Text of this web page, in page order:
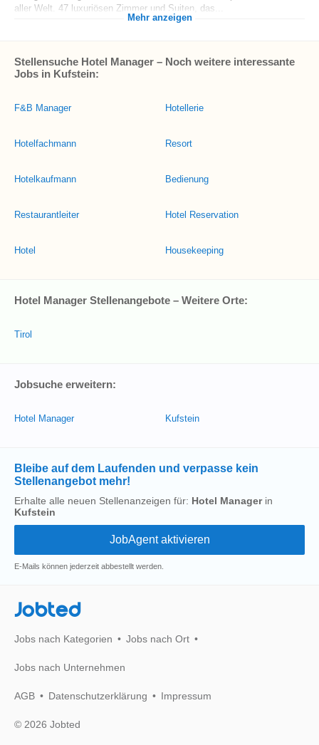
aller Welt. 47 luxuriösen Zimmer und Suiten, das...
Mehr anzeigen
Stellensuche Hotel Manager – Noch weitere interessante
Jobs in Kufstein:
F&B Manager
Hotelfachmann
Hotelkaufmann
Restaurantleiter
Hotel
Hotellerie
Resort
Bedienung
Hotel Reservation
Housekeeping
Hotel Manager Stellenangebote – Weitere Orte:
Tirol
Jobsuche erweitern:
Hotel Manager Kufstein
Bleibe auf dem Laufenden und verpasse kein
Stellenangebot mehr!
Erhalte alle neuen Stellenanzeigen für: Hotel Managerin
Kufstein
E-Mails können jederzeit abbestellt werden.
Jobted
Jobs nach Kategorien Jobs nach Ort
Jobs nach Unternehmen
AGB Datenschutzerklärung Impressum
© 2026 Jobted